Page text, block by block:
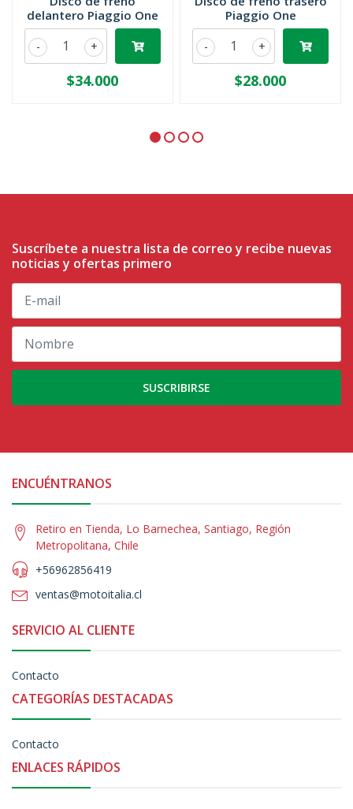
delantero Piaggio One
+
-
$34.000
Piaggio One
+
-
$28.000
Suscríbete a nuestra lista de correo y recibe nuevas
noticias y ofertas primero
SUSCRIBIRSE
ENCUÉNTRANOS
Retiro en Tienda, Lo Barnechea, Santiago, Región
Metropolitana, Chile
+56962856419
ventas@motoitalia.cl
SERVICIO AL CLIENTE
Contacto
CATEGORÍAS DESTACADAS
Contacto
ENLACES RÁPIDOS